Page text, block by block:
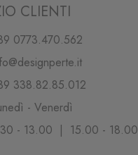
CLIENTI
0773.470.562
338.82.85.012
- Venerdì
- 13.00 | 15.00 - 18.00